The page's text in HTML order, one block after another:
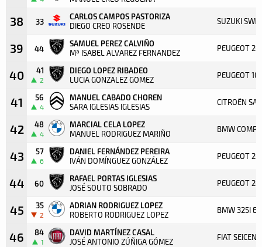
38 33
CARLOS CAMPOS PASTORIZA
DIEGO CREO ROSENDE SUZUKI
39 44
SAMUEL PEREZ CALVIÑO
Mª ISABEL ALVAREZ FERNANDEZ PEUGEOT
40 41
2
DIEGO LOPEZ RIBADEO
LUCIA GONZALEZ GOMEZ PEUGEOT
41 56
4
MANUEL CABADO CHOREN
SARA IGLESIAS IGLESIAS CITROËN
42 48
4
MARCIAL CELA LOPEZ
MANUEL RODRIGUEZ MARIÑO BMW
43 57
6
DANIEL FERNÁNDEZ PEREIRA
IVÁN DOMÍNGUEZ GONZÁLEZ PEUGEOT
44 60
RAFAEL PORTAS IGLESIAS
JOSÉ SOUTO SOBRADO PEUGEOT
45 35
2
ADRIAN RODRIGUEZ LOPEZ
ROBERTO RODRIGUEZ LOPEZ BMW 325I
46 84
1
DAVID MARTÍNEZ CASAL
JOSÉ ANTONIO ZÚÑIGA GÓMEZ FIAT